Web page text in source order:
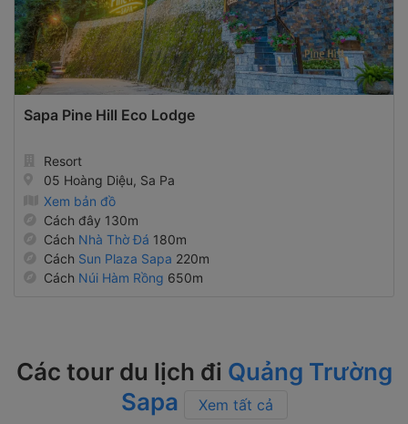
Sapa Pine Hill Eco Lodge
Resort
05 Hoàng Diệu, Sa Pa
Xem bản đồ
Cách đây 130m
Cách Nhà Thờ Đá 180m
Cách Sun Plaza Sapa 220m
Cách Núi Hàm Rồng 650m
Các tour du lịch đi Quảng Trường
Sapa
Xem tất cả